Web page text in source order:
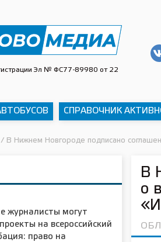
Эл № ФС77-89980 от 22
СПРАВОЧНИК
/ В Нижнем Новгороде подписано
журналисты могут
на всероссийский
право на
В
о